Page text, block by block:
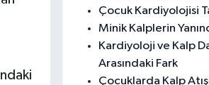
Çocuk Kardiyolojisi
Minik Kalplerin
Kardiyoloji ve Kalp
Arasındaki Fark
Çocuklarda Kalp